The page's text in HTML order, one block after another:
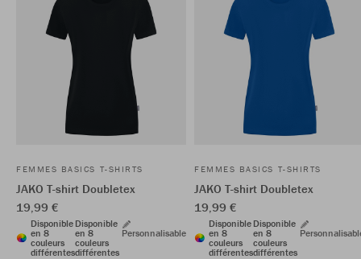
FEMMES BASICS T-SHIRTS
JAKO T-shirt Doubletex
19,99 €
Disponible
en 8
couleurs
différentes
Disponible
en 8
couleurs
différentes
Personnalisable
FEMMES BASICS T-SHIRTS
JAKO T-shirt Doubletex
19,99 €
Disponible
en 8
couleurs
différentes
Disponible
en 8
couleurs
différentes